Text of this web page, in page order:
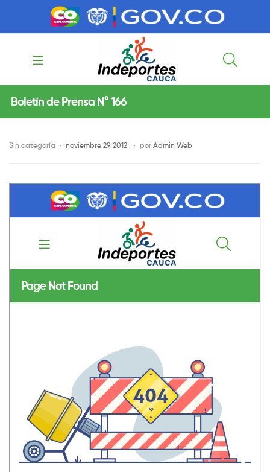
Indeportes
Cauca
Boletín de Prensa N° 166
Sin categoría noviembre 29, 2012 por Admin Web